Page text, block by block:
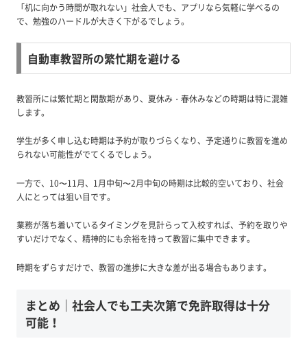
「机に向かう時間が取れない」社会人でも、アプリなら気軽に学べるの
で、勉強のハードルが大きく下がるでしょう。
自動車教習所の繁忙期を避ける
教習所には繁忙期と閑散期があり、夏休み・春休みなどの時期は特に混雑
します。
学生が多く申し込む時期は予約が取りづらくなり、予定通りに教習を進め
られない可能性がでてくるでしょう。
一方で、10〜11月、1月中旬〜2月中旬の時期は比較的空いており、社会
人にとっては狙い目です。
業務が落ち着いているタイミングを見計らって入校すれば、予約を取りや
すいだけでなく、精神的にも余裕を持って教習に集中できます。
時期をずらすだけで、教習の進捗に大きな差が出る場合もあります。
まとめ｜社会人でも工夫次第で免許取得は十分
可能！